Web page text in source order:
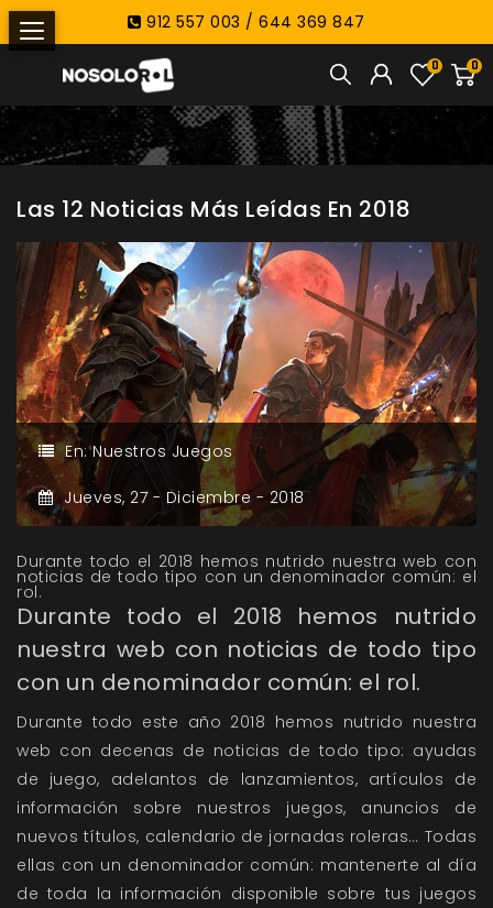
912 557 003 / 644 369 847
0
0
Las 12 Noticias Más Leídas En 2018
En:Nuestros Juegos
Jueves, 27 - Diciembre - 2018
Durante todo el 2018 hemos nutrido nuestra web con
noticias de todo tipo con un denominador común: el
rol.
Durante todo el 2018 hemos nutrido
nuestra web con noticias de todo tipo
con un denominador común: el rol.
Durante todo este año 2018 hemos nutrido nuestra
web con decenas de noticias de todo tipo: ayudas
de juego, adelantos de lanzamientos, artículos de
información sobre nuestros juegos, anuncios de
nuevos títulos, calendario de jornadas roleras… Todas
ellas con un denominador común: mantenerte al día
de toda la información disponible sobre tus juegos